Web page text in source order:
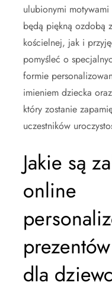
ulubionymi
będą piękną ozdobą
kościelnej, jak i
pomyśleć o
formie
imieniem dziecka
który zostanie
uczestników
Jakie są
online
dla